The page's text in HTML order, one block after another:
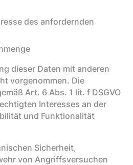
des anfordernden
dieser Daten mit anderen
vorgenommen. Die
Art. 6 Abs. 1 lit. f DSGVO
Interesses an der
und Funktionalität
Sicherheit,
von Angriffsversuchen